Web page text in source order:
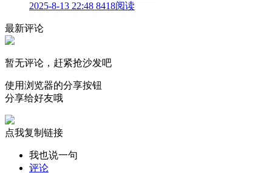
2025-8-13 22:48 8418阅读
最新评论
暂无评论，赶紧抢沙发吧
使用浏览器的分享按钮
分享给好友哦
点我复制链接
我也说一句
评论